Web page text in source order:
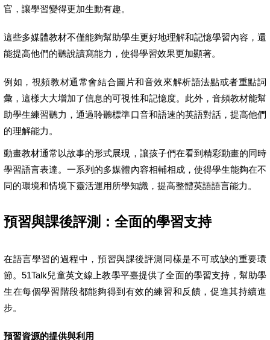
官，讓學習變得更加生動有趣。
這些多媒體教材不僅能夠幫助學生更好地理解和記憶學習內容，還
能提高他們的聽說讀寫能力，使得學習效果更加顯著。
例如，視頻教材通常會結合圖片和音效來解析語法點或者重點詞
彙，這樣大大增加了信息的可視性和記憶度。此外，音頻教材能幫
助學生練習聽力，通過聆聽標準口音和語速的英語對話，提高他們
的理解能力。
動畫教材通常以故事的形式展現，讓孩子們在看到精彩動畫的同時
學習語言表達。一系列的多媒體內容相輔相成，使得學生能夠在不
同的環境和情境下靈活運用所學知識，提高整體英語語言能力。
預習與課後評測：全面的學習支持
在語言學習的過程中，預習與課後評測同樣是不可或缺的重要環
節。51Talk兒童英文線上教學平臺提供了全面的學習支持，幫助學
生在每個學習階段都能夠得到有效的練習和反饋，促進其持續進
步。
預習資源的提供與利用